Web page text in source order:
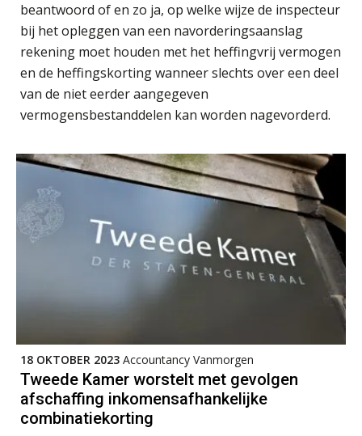
beantwoord of en zo ja, op welke wijze de inspecteur
bij het opleggen van een navorderingsaanslag
rekening moet houden met het heffingvrij vermogen
en de heffingskorting wanneer slechts over een deel
van de niet eerder aangegeven
vermogensbestanddelen kan worden nagevorderd.
18 OKTOBER 2023 Accountancy Vanmorgen
Tweede Kamer worstelt met gevolgen
afschaffing inkomensafhankelijke
combinatiekorting
ICT & AI | De accountant als
rekenwonder
Dashboard voor
administratiekantoren: al je klanten in
één overzicht
capaciteitsplanning
Yousri Mandour: “Verandering begint
waar het schuurt”
Waarom het huidige verdienmodel
van accountants verleden tijd is
Wie is de eerste? De AI-revolutie
waar elk kantoor op wacht.
Hoe snellere straatjes het zicht op